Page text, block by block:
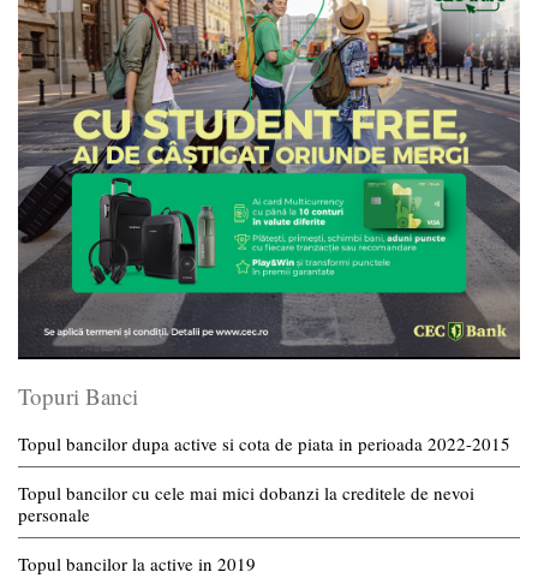
Topuri Banci
Topul bancilor dupa active si cota de piata in perioada 2022-2015
Topul bancilor cu cele mai mici dobanzi la creditele de nevoi
personale
Topul bancilor la active in 2019